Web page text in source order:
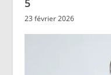
5
23 février 2026